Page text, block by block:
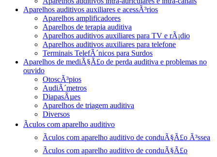
Aparelhos auditivos auxiliares e acessÃ³rios
Aparelhos amplificadores
Aparelhos de terapia auditiva
Aparelhos auditivos auxiliares para TV e rÃ¡dio
Aparelhos auditivos auxiliares para telefone
Terminais TelefÃ´nicos para Surdos
Aparelhos de mediÃ§Ã£o de perda auditiva e problemas no
ouvido
OtoscÃ³pios
AudiÃ´metros
DiapasÃµes
Aparelhos de triagem auditiva
Diversos
Ãculos com aparelho auditivo
Ãculos com aparelho auditivo de conduÃ§Ã£o Ã³ssea
Ãculos com aparelho auditivo de conduÃ§Ã£o